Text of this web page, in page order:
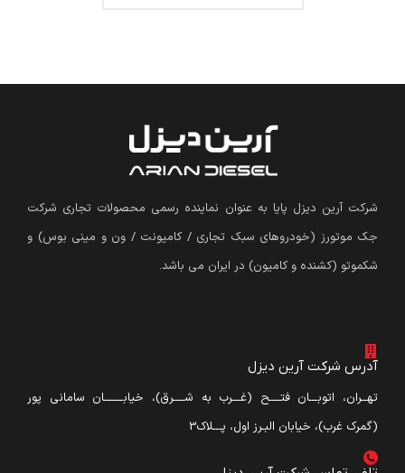
شرکت آرین دیزل پایا به عنوان نماینده رسمی محصولات تجاری شرکت
جک موتورز (خودروهای سبک تجاری / کامیونت / ون و مینی بوس) و
شکموتو (کشنده و کامیون) در ایران می باشد.
آدرس شرکت آرین دیزل
تهــران، اتوبـــان فتــــح (غـــرب به شــــرق)، خیابـــــــان سامانی پور
(گمرک غرب)، خیابان البـرز اول، پـــلاک3